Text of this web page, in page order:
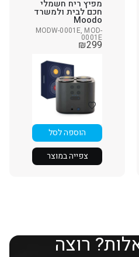
מפיץ ריח חשמלי
חכם לבית ולמשרד
Moodo
MODW-0001E, MOD-
0001E
₪299
הוספה לסל
צפייה במוצר
רוצה